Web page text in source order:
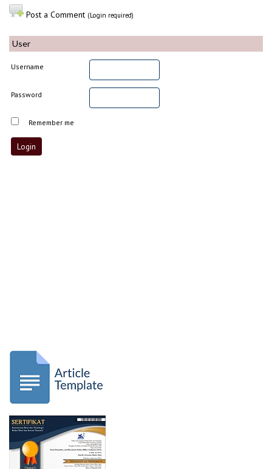
Post a Comment (Login required)
User
Username
Password
Remember me